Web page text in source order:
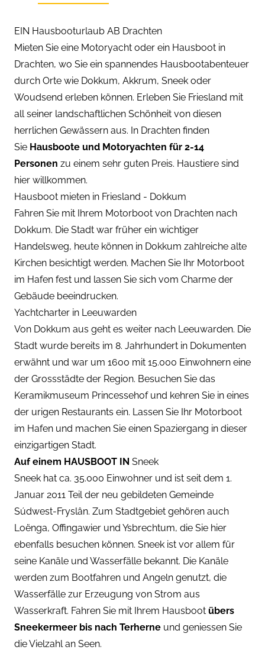
EIN Hausbooturlaub AB Drachten
Mieten Sie eine Motoryacht oder ein Hausboot in
Drachten, wo Sie ein spannendes Hausbootabenteuer
durch Orte wie Dokkum, Akkrum, Sneek oder
Woudsend erleben können. Erleben Sie Friesland mit
all seiner landschaftlichen Schönheit von diesen
herrlichen Gewässern aus. In Drachten finden
Sie Hausboote und Motoryachten für 2-14
Personen zu einem sehr guten Preis. Haustiere sind
hier willkommen.
Hausboot mieten in Friesland - Dokkum
Fahren Sie mit Ihrem Motorboot von Drachten nach
Dokkum. Die Stadt war früher ein wichtiger
Handelsweg, heute können in Dokkum zahlreiche alte
Kirchen besichtigt werden. Machen Sie Ihr Motorboot
im Hafen fest und lassen Sie sich vom Charme der
Gebäude beeindrucken.
Yachtcharter in Leeuwarden
Von Dokkum aus geht es weiter nach Leeuwarden. Die
Stadt wurde bereits im 8. Jahrhundert in Dokumenten
erwähnt und war um 1600 mit 15.000 Einwohnern eine
der Grossstädte der Region. Besuchen Sie das
Keramikmuseum Princessehof und kehren Sie in eines
der urigen Restaurants ein. Lassen Sie Ihr Motorboot
im Hafen und machen Sie einen Spaziergang in dieser
einzigartigen Stadt.
Auf einem HAUSBOOT IN Sneek
Sneek hat ca. 35.000 Einwohner und ist seit dem 1.
Januar 2011 Teil der neu gebildeten Gemeinde
Súdwest-Fryslân. Zum Stadtgebiet gehören auch
Loënga, Offingawier und Ysbrechtum, die Sie hier
ebenfalls besuchen können. Sneek ist vor allem für
seine Kanäle und Wasserfälle bekannt. Die Kanäle
werden zum Bootfahren und Angeln genutzt, die
Wasserfälle zur Erzeugung von Strom aus
Wasserkraft. Fahren Sie mit Ihrem Hausboot übers
Sneekermeer bis nach Terherne und geniessen Sie
die Vielzahl an Seen.